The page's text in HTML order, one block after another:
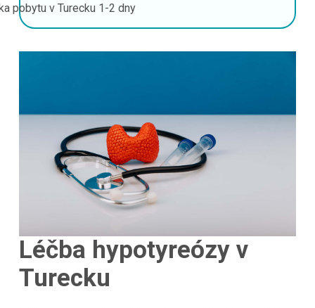
pobytu v Turecku 1-2 dny
Léčba hypotyreózy v
Turecku